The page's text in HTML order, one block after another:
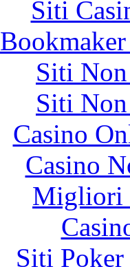
Siti
Siti
Siti
Casino
Casino
Migliori
Siti